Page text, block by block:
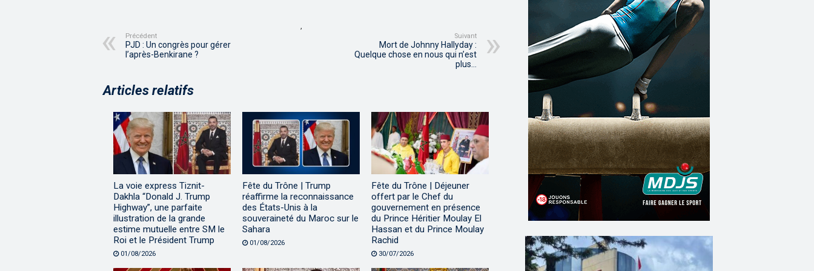
Précédent
PJD : Un congrès pour gérer
l’après-Benkirane ?
Suivant
Mort de Johnny Hallyday :
Quelque chose en nous qui n’est
plus…
Articles relatifs
La voie express Tiznit-
Dakhla “Donald J. Trump
Highway”, une parfaite
illustration de la grande
estime mutuelle entre SM le
Roi et le Président Trump
01/08/2026
Fête du Trône | Trump
réaffirme la reconnaissance
des États-Unis à la
souveraineté du Maroc sur le
Sahara
01/08/2026
Fête du Trône | Déjeuner
offert par le Chef du
gouvernement en présence
du Prince Héritier Moulay El
Hassan et du Prince Moulay
Rachid
30/07/2026